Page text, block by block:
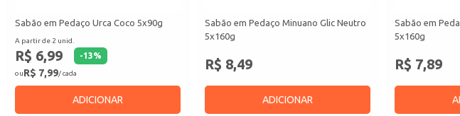
Sabão em Pedaço Urca Coco 5x90g
A partir de 2 unid.
R$ 6,99 -13%
ouR$ 7,99/ cada
ADICIONAR
Sabão em Pedaço Minuano Glic Neutro
5x160g
R$ 8,49
ADICIONAR
Sabão em
5x160g
R$ 7,89